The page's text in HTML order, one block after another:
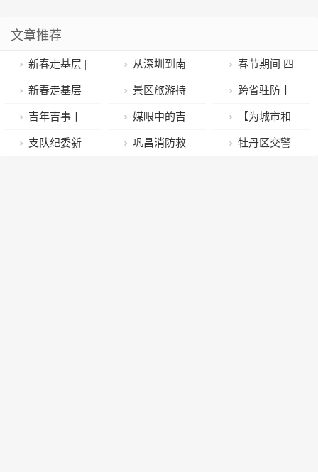
文章推荐
新春走基层 |
张灯结彩迎新
春 消防队里年
味浓
从深圳到南
京，一口蛋饺
一味家乡 | 寻
味家香
春节期间 四
川广元千余名
电力工人奋战
一线保供电
新春走基层
丨开年“加速
跑”！江家口水
景区旅游持
续升温 各地推
出多彩活动提
跨省驻防丨
有一种年味叫
“坚守一线”
吉年吉事丨
天气寒 热情高
媒眼中的吉
林
【为城市和
人民站好岗】
支队纪委新 巩昌消防救 牡丹区交警